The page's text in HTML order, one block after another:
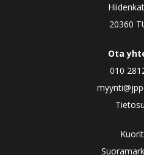
20360
Ota
010